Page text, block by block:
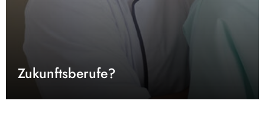
Zukunftsberufe?